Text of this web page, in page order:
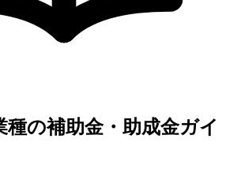
種の補助金・助成金ガイ